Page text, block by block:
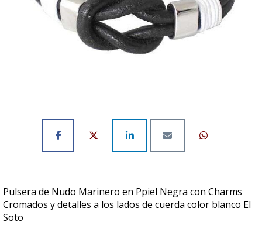
Pulsera de Nudo Marinero en Ppiel Negra con Charms
Cromados y detalles a los lados de cuerda color blanco El
Soto